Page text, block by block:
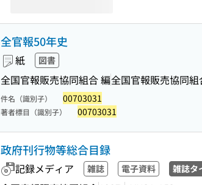
全官報50年史
紙 図書
全国官報販売協同組合 編全国官報販売協同組
件名（識別子） 00703031
著者標目（識別子） 00703031
政府刊行物等総合目録
記録メディア 雑誌 電子資料 雑誌タ